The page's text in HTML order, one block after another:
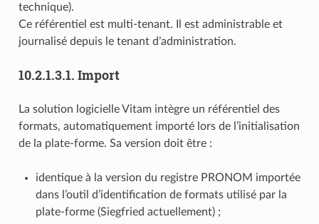
technique).
Ce référentiel est multi-tenant. Il est administrable et
journalisé depuis le tenant d’administration.
10.2.1.3.1. Import
La solution logicielle Vitam intègre un référentiel des
formats, automatiquement importé lors de l’initialisation
de la plate-forme. Sa version doit être :
identique à la version du registre PRONOM importée
dans l’outil d’identification de formats utilisé par la
plate-forme (Siegfried actuellement) ;